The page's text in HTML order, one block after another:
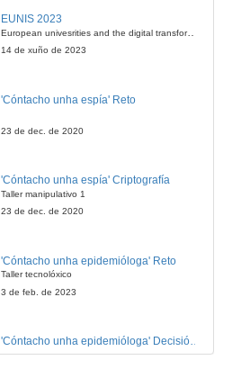
EUNIS 2023
European univesrities and the digital transformation: challenges and opportunities ahead
14 de xuño de 2023
'Cóntacho unha espía' Reto
23 de dec. de 2020
'Cóntacho unha espía' Criptografía
Taller manipulativo 1
23 de dec. de 2020
'Cóntacho unha epidemióloga' Reto
Taller tecnolóxico
3 de feb. de 2023
'Cóntacho unha epidemióloga' Decisións nun partido de baloncesto 4